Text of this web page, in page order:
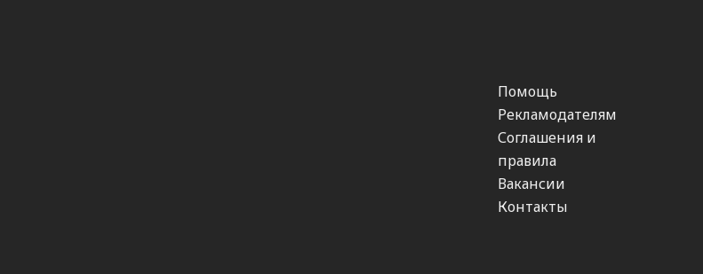
Помощь
Рекламодателям
Соглашения и
правила
Вакансии
Контакты